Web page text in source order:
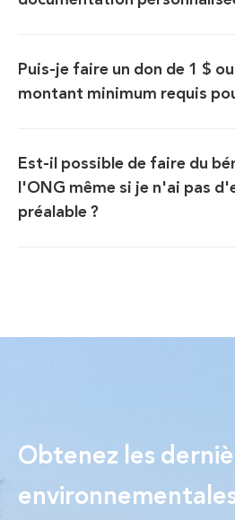
Puis-je faire un don de 1 $
montant minimum requis
Est-il possible de faire du
l'ONG même si je n'ai pas
préalable ?
Obtenez les